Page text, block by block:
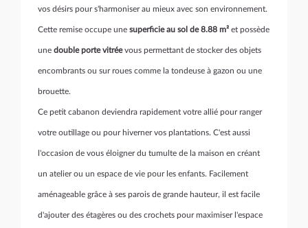
vos désirs pour s'harmoniser au mieux avec son environnement.
Cette remise occupe une superficie au sol de 8.88 m² et possède
une double porte vitréevous permettant de stocker des objets
encombrants ou sur roues comme la tondeuse à gazon ou une
brouette.
Ce petit cabanon deviendra rapidement votre allié pour ranger
votre outillage ou pour hiverner vos plantations. C'est aussi
l'occasion de vous éloigner du tumulte de la maison en créant
un atelier ou un espace de vie pour les enfants. Facilement
aménageable grâce à ses parois de grande hauteur, il est facile
d'ajouter des étagères ou des crochets pour maximiser l'espace